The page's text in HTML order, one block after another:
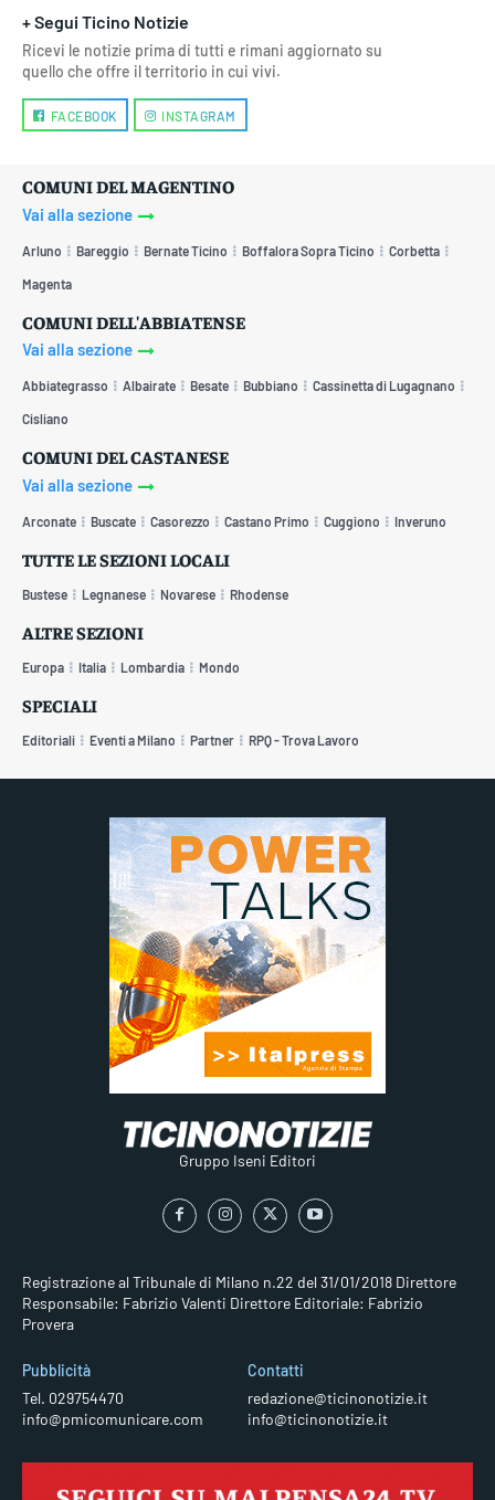
+ Segui Ticino Notizie
Ricevi le notizie prima di tutti e rimani aggiornato su
quello che offre il territorio in cui vivi.
FACEBOOK INSTAGRAM
COMUNI DEL MAGENTINO
Vai alla sezione
Arluno Bareggio Bernate Ticino Boffalora Sopra Ticino Corbetta
Magenta
COMUNI DELL'ABBIATENSE
Vai alla sezione
Abbiategrasso Albairate Besate Bubbiano Cassinetta di Lugagnano
Cisliano
COMUNI DEL CASTANESE
Vai alla sezione
Arconate Buscate Casorezzo Castano Primo Cuggiono Inveruno
TUTTE LE SEZIONI LOCALI
Bustese Legnanese Novarese Rhodense
ALTRE SEZIONI
Europa Italia Lombardia Mondo
SPECIALI
Editoriali Eventi a Milano Partner RPQ - Trova Lavoro
Gruppo Iseni Editori
Registrazione al Tribunale di Milano n.22 del 31/01/2018 Direttore
Responsabile: Fabrizio Valenti Direttore Editoriale: Fabrizio
Provera
Pubblicità
Tel. 029754470
info@pmicomunicare.com
Contatti
redazione@ticinonotizie.it
info@ticinonotizie.it